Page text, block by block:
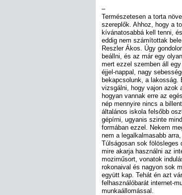
–
Természetesen a torta
szereplők. Ahhoz, hogy a
kívánatosabbá kell tenni,
eddig nem számítottak
Reszler Ákos. Úgy
beállni, és az már egy
mert ezzel szemben áll
éjjel-nappal, nagy
bekapcsolunk, a lakosság.
vizsgálni, hogy vajon azok
hogyan vannak erre az
nép mennyire nincs a
általános iskola felsőbb
gépírni, ugyanis szinte
formában ezzel. Nekem
nem a legalkalmasabb
Túlságosan sok fölösleges
mire akarja használni az
moziműsort, vonatok
rokonaival és nagyon sok
együtt kap. Tehát én azt
felhasználóbarát internet-
munkaállomással.